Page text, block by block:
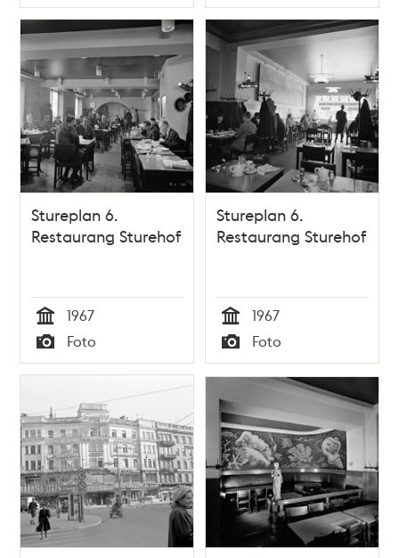
Typ Typ
Stureplan 6.
Restaurang Sturehof
Tid
1967
Typ
Foto
Stureplan 6.
Restaurang Sturehof
Tid
1967
Typ
Foto